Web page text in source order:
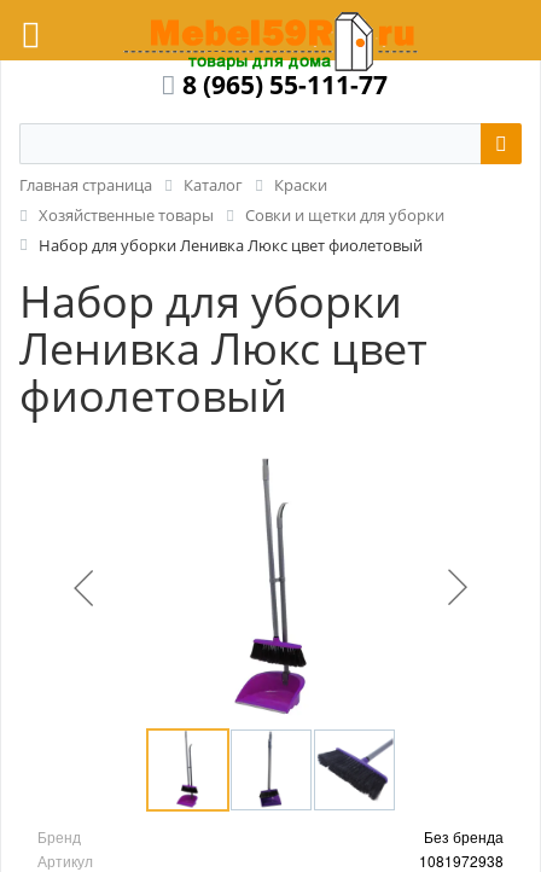
8 (965) 55-111-77
Главная страница Каталог
Краски
Хозяйственные товары
Совки и щетки для уборки
Набор для уборки Ленивка Люкс цвет фиолетовый
Набор для уборки
Ленивка Люкс цвет
фиолетовый
Бренд
Без бренда
Артикул
1081972938